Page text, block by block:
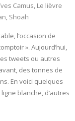
Camus, Le lièvre
, Shoah
l’occasion de
». Aujourd’hui,
tweets ou autres
des tonnes de
En voici quelques
blanche, d’autres